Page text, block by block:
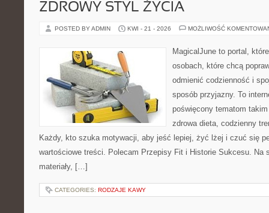
ZDROWY STYL ŻYCIA
POSTED BY ADMIN KWI - 21 - 2026 MOŻLIWOŚĆ
MagicalJune to portal,
osobach, które chcą
odmienić codzienność i
sposób przyjazny. To
poświęcony tematom
zdrowa dieta, codzienny
Każdy, kto szuka motywacji, aby jeść lepiej, żyć lżej i czuć się
wartościowe treści. Polecam Przepisy Fit i Historie Sukcesu. Na
materiały, […]
CATEGORIES: RODZAJE KAWY